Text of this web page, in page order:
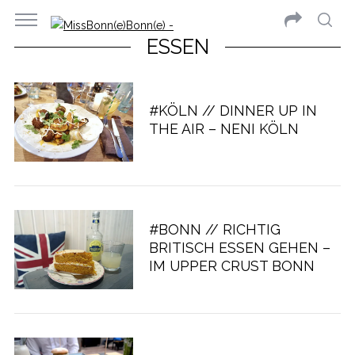
ESSEN
#KÖLN // DINNER UP IN
THE AIR – NENI KÖLN
#BONN // RICHTIG
BRITISCH ESSEN GEHEN –
IM UPPER CRUST BONN